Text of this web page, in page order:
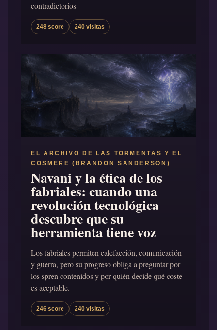
contradictorios.
248 score 240 visitas
EL ARCHIVO DE LAS TORMENTAS Y EL
COSMERE (BRANDON SANDERSON)
Navani y la ética de los
fabriales: cuando una
revolución tecnológica
descubre que su
herramienta tiene voz
Los fabriales permiten calefacción, comunicación
y guerra, pero su progreso obliga a preguntar por
los spren contenidos y por quién decide qué coste
es aceptable.
246 score 240 visitas